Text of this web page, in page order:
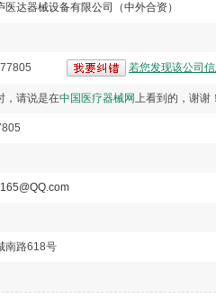
医达器械设备有限公司（中外合资）
若您发现该公司
，请说是在中国医疗器械网上看到的，谢谢！
南路618号